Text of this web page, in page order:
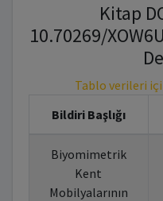
Kitap
10.70269/
Tablo verileri
Bildiri Başlığı
Biyomimetrik
Kent
Mobilyalarının